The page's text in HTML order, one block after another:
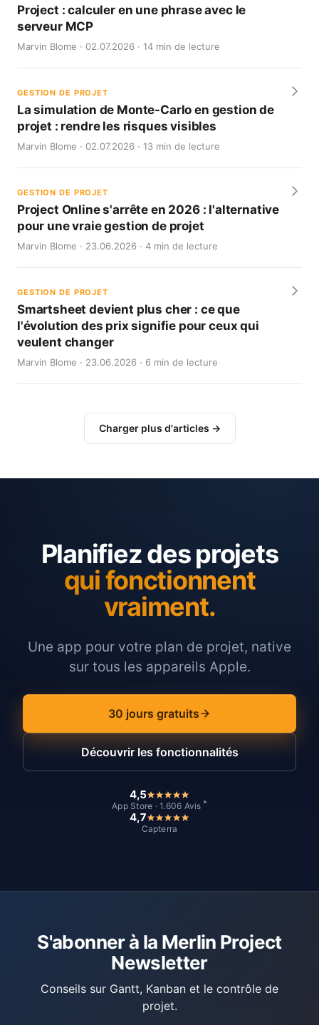
Project : calculer en une phrase avec le
serveur MCP
Marvin Blome · 02.07.2026 · 14 min de lecture
GESTION DE PROJET
La simulation de Monte-Carlo en gestion de
projet : rendre les risques visibles
Marvin Blome · 02.07.2026 · 13 min de lecture
GESTION DE PROJET
Project Online s'arrête en 2026 : l'alternative
pour une vraie gestion de projet
Marvin Blome · 23.06.2026 · 4 min de lecture
GESTION DE PROJET
Smartsheet devient plus cher : ce que
l'évolution des prix signifie pour ceux qui
veulent changer
Marvin Blome · 23.06.2026 · 6 min de lecture
Charger plus d'articles →
Planifiez des projets
qui fonctionnent
vraiment.
Une app pour votre plan de projet, native
sur tous les appareils Apple.
30 jours gratuits
Découvrir les fonctionnalités
4,5
App Store · 1.606 Avis *
4,7
Capterra
S'abonner à la Merlin Project
Newsletter
Conseils sur Gantt, Kanban et le contrôle de
projet.